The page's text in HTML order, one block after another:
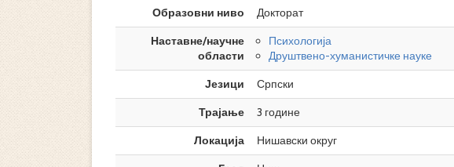
Образовни ниво
Докторат
Наставне/научне
области
Психологија
Друштвено-хуманистичке науке
Језици
Српски
Трајање
3 године
Локација
Нишавски округ